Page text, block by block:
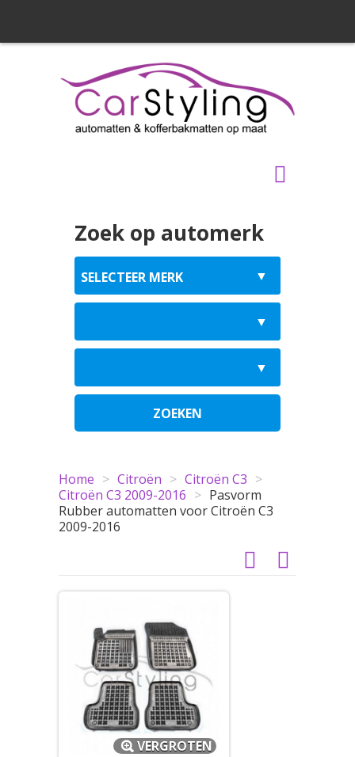
Zoek op automerk
ZOEKEN
Home > Citroën > Citroën C3 >
Citroën C3 2009-2016 > Pasvorm
Rubber automatten voor Citroën C3
2009-2016
VERGROTEN